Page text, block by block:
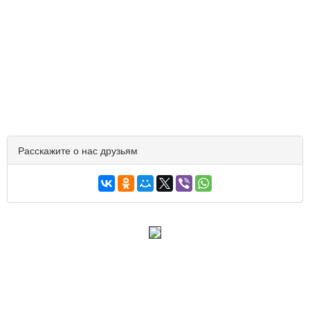
Расскажите о нас друзьям